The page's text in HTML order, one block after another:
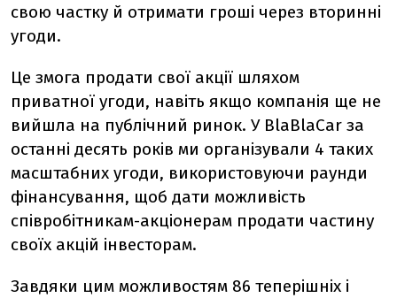
свою частку й отримати гроші через вторинні
угоди.
Це змога продати свої акції шляхом
приватної угоди, навіть якщо компанія ще не
вийшла на публічний ринок. У BlaBlaCar за
останні десять років ми організували 4 таких
масштабних угоди, використовуючи раунди
фінансування, щоб дати можливість
співробітникам-акціонерам продати частину
своїх акцій інвесторам.
Завдяки цим можливостям 86 теперішніх і